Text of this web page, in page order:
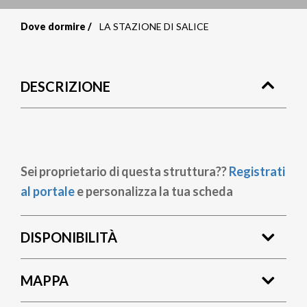
pane
Dove dormire LA STAZIONE DI SALICE
DESCRIZIONE
Sei proprietario di questa struttura??Registrati
al portalee personalizza la tua scheda
DISPONIBILITÀ
MAPPA